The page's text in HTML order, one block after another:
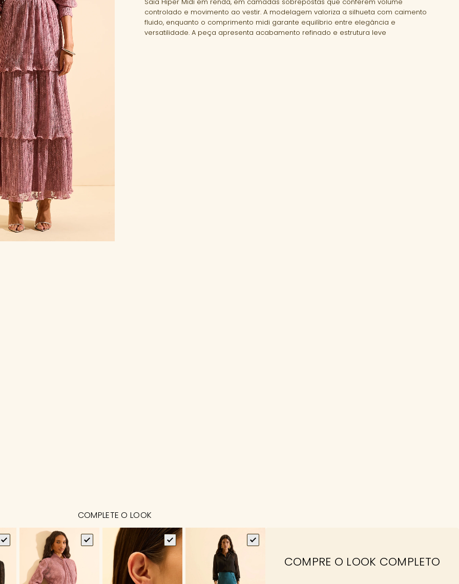
controlado e movimento ao vestir. A modelagem valoriza a silhueta com caimento
fluido, enquanto o comprimento midi garante equilíbrio entre elegância e
versatilidade. A peça apresenta acabamento refinado e estrutura leve
COMPLETE O LOOK
COMPRE O LOOK COMPLETO